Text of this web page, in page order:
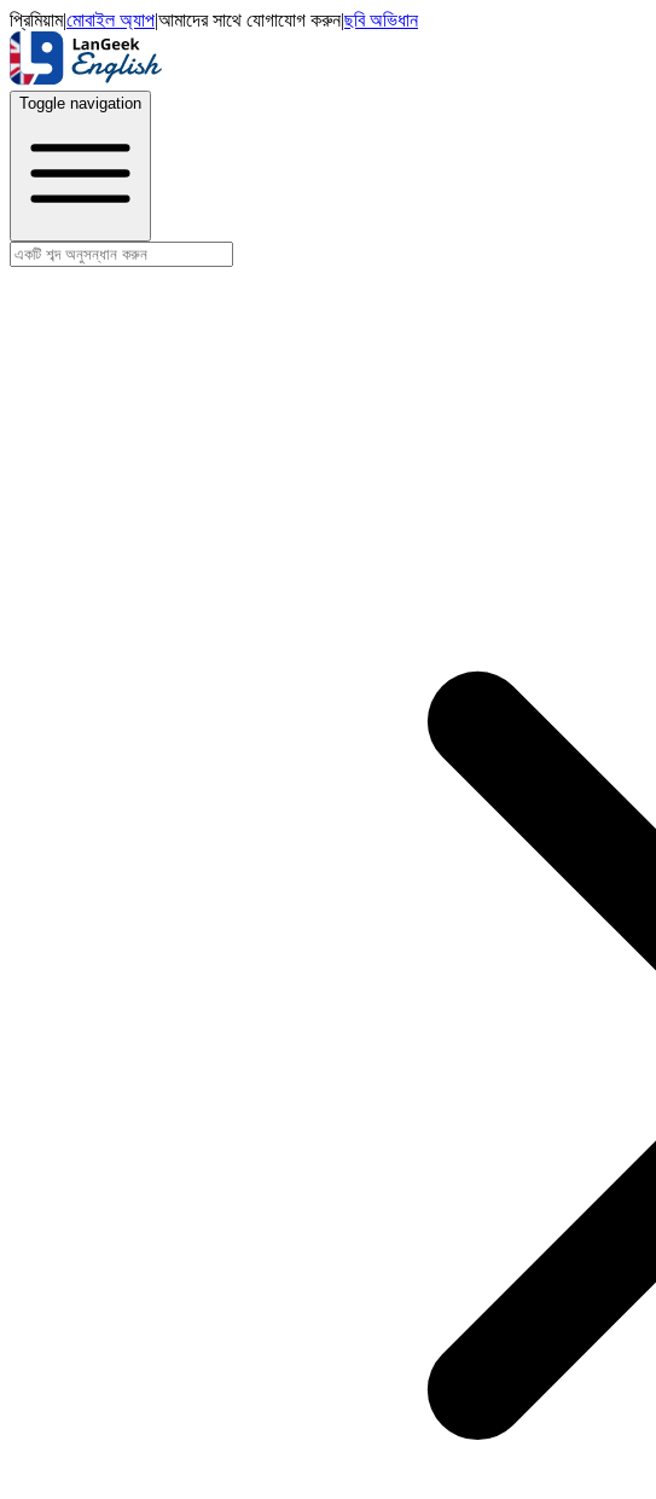
প্রিমিয়াম|মোবাইল অ্যাপ|আমাদের সাথে যোগাযোগ করুন|ছবি অভিধান
Toggle navigation